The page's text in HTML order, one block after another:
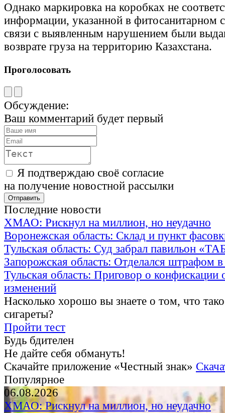
Однако маркировка на коробках не
информации, указанной в фитосанитарном
связи с выявленным нарушением были
возврате груза на территорию Казахстана.
Проголосовать
Обсуждение:
Ваш комментарий будет первый
Я подтверждаю своё согласие
на получение новостной рассылки
Последние новости
ХМАО: Рискнул на миллион, но неудачно
Воронежская область: Склад и пункт
Тульская область: Суд забрал павильон
Запорожская область: Отделался штрафом
Тульская область: Приговор о конфискации
изменений
Насколько хорошо вы знаете о том, что
сигареты?
Пройти тест
Будь бдителен
Не дайте себя обмануть!
Скачайте приложение «Честный знак»
Популярное
06.08.2026
ХМАО: Рискнул на миллион, но неудачно